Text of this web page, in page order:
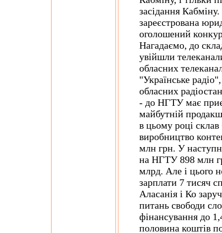
засідання
зареєстрована
оголошений
Нагадаємо, до
увійшли
обласних
"Українське
обласних
- до НГТУ має
майбутній
в цьому році
виробництво
млн грн. У
на НГТУ 898 млн
млрд. Але і цього
зарплати 7 тисяч
Аласанія і Ко
питань свободи
фінансування до
половина коштів